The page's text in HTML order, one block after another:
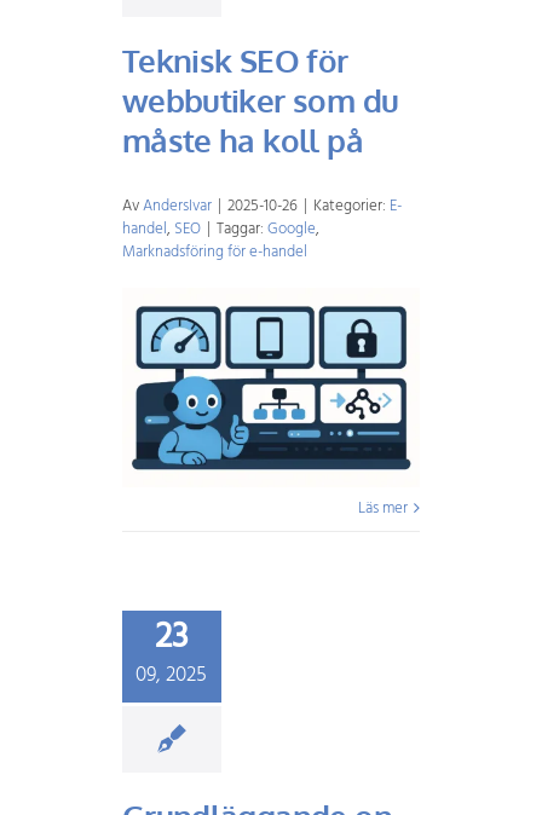
Teknisk SEO för
webbutiker som du
måste ha koll på
AvAndersIvar | 2025-10-26 | Kategorier: E-
handel, SEO | Taggar:Google,
Marknadsföring för e-handel
Läs mer
23
09, 2025